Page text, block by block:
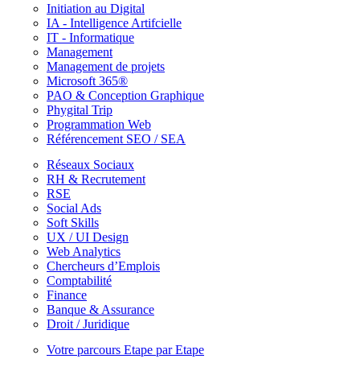
Initiation au Digital
IA - Intelligence Artifcielle
IT - Informatique
Management
Management de projets
Microsoft 365®
PAO & Conception Graphique
Phygital Trip
Programmation Web
Référencement SEO / SEA
Réseaux Sociaux
RH & Recrutement
RSE
Social Ads
Soft Skills
UX / UI Design
Web Analytics
Chercheurs d’Emplois
Comptabilité
Finance
Banque & Assurance
Droit / Juridique
Votre parcours Etape par Etape